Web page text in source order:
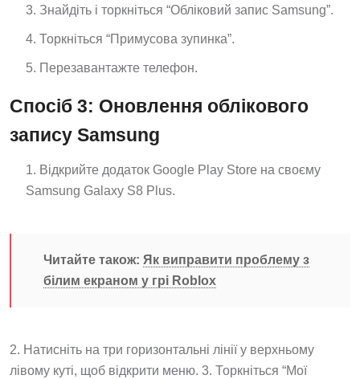
Знайдіть і торкніться “Обліковий запис Samsung”.
Торкніться “Примусова зупинка”.
Перезавантажте телефон.
Спосіб 3: Оновлення облікового
запису Samsung
Відкрийте додаток Google Play Store на своєму
Samsung Galaxy S8 Plus.
Читайте також: Як виправити проблему з
білим екраном у грі Roblox
2. Натисніть на три горизонтальні лінії у верхньому
лівому куті, щоб відкрити меню. 3. Торкніться “Мої